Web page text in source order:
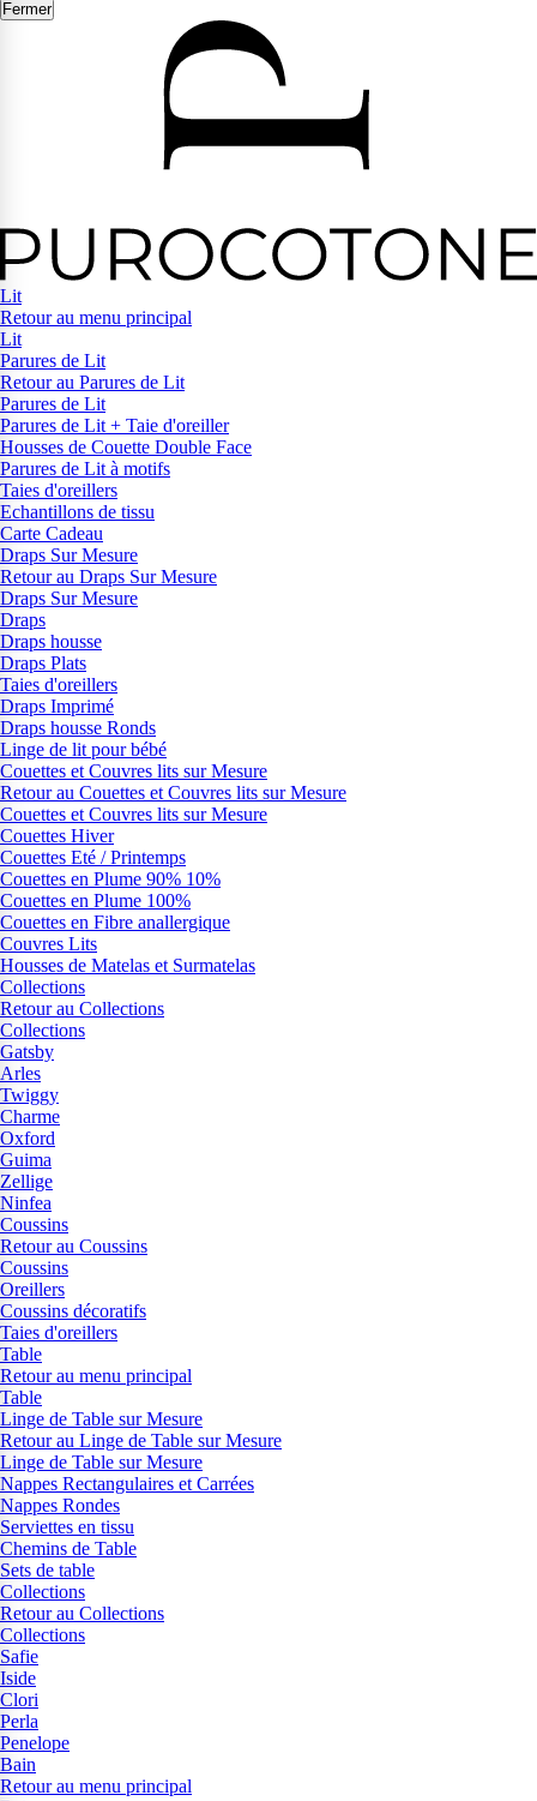
Fermer
Lit
Retour au menu principal
Lit
Parures de Lit
Retour au Parures de Lit
Parures de Lit
Parures de Lit + Taie d'oreiller
Housses de Couette Double Face
Parures de Lit à motifs
Taies d'oreillers
Echantillons de tissu
Carte Cadeau
Draps Sur Mesure
Retour au Draps Sur Mesure
Draps Sur Mesure
Draps
Draps housse
Draps Plats
Taies d'oreillers
Draps Imprimé
Draps housse Ronds
Linge de lit pour bébé
Couettes et Couvres lits sur Mesure
Retour au Couettes et Couvres lits sur Mesure
Couettes et Couvres lits sur Mesure
Couettes Hiver
Couettes Eté / Printemps
Couettes en Plume 90% 10%
Couettes en Plume 100%
Couettes en Fibre anallergique
Couvres Lits
Housses de Matelas et Surmatelas
Collections
Retour au Collections
Collections
Gatsby
Arles
Twiggy
Charme
Oxford
Guima
Zellige
Ninfea
Coussins
Retour au Coussins
Coussins
Oreillers
Coussins décoratifs
Taies d'oreillers
Table
Retour au menu principal
Table
Linge de Table sur Mesure
Retour au Linge de Table sur Mesure
Linge de Table sur Mesure
Nappes Rectangulaires et Carrées
Nappes Rondes
Serviettes en tissu
Chemins de Table
Sets de table
Collections
Retour au Collections
Collections
Safie
Iside
Clori
Perla
Penelope
Bain
Retour au menu principal